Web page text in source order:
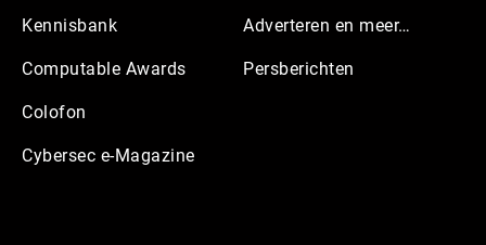
Kennisbank
Computable Awards
Colofon
Cybersec e-Magazine
Adverteren en meer…
Persberichten